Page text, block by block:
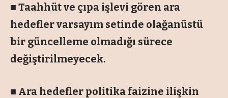
■ Taahhüt ve çıpa işlevi gören ara
hedefler varsayım setinde olağanüstü
bir güncelleme olmadığı sürece
değiştirilmeyecek.
■ Ara hedefler politika faizine ilişkin